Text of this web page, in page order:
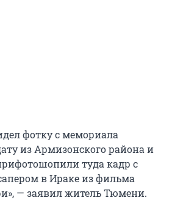
фотку с мемориала
из Армизонского района и
туда кадр с
в Ираке из фильма
— заявил житель Тюмени.